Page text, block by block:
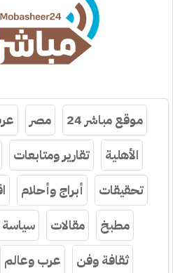
موقع مباشر 24 مصر
الأهلية
تقارير ومتابعات
تحقيقات
أبراج وأحلام
مطبخ
مقالات
ثقافة وفن
عرب وعالم